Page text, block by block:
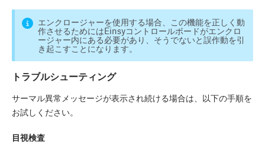
エンクロージャーを使用する場合、この機能を正しく動
作させるためにはEinsyコントロールボードがエンクロ
ージャー内にある必要があり、そうでないと誤作動を引
き起こすことになります。
トラブルシューティング
サーマル異常メッセージが表示され続ける場合は、以下の手順を
お試しください。
目視検査